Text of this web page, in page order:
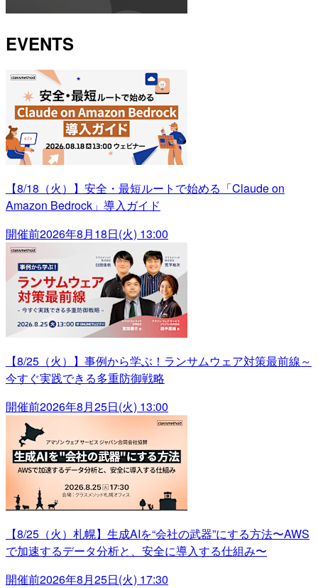
EVENTS
【8/18（火）】安全・最短ルートで始める「Claude on
Amazon Bedrock」導入ガイド
開催前2026年8月18日(火) 13:00
【8/25（火）】事例から学ぶ！ランサムウェア対策最前線～
今すぐ実践できる多重防御戦略
開催前2026年8月25日(火) 13:00
【8/25（火）札幌】生成AIを“会社の武器”にする方法〜AWS
で加速するデータ分析と、安全に導入する仕組み〜
開催前2026年8月25日(火) 17:30